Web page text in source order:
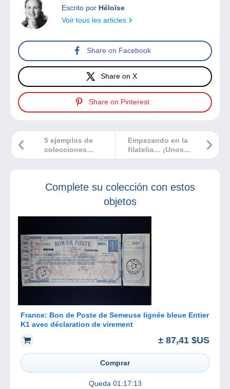
Escrito por Héloïse
Voir tous les articles
Share on Facebook
Share on X
Share on Pinterest
Empezando en la
filatelia… ¡Unos
cuantos consejos!
5 ejemplos de
colecciones
cruzadas gracias a
Complete su colección con estos
objetos
France: Bon de Poste de Semeuse lignée bleue Entier
K1 avec déclaration de virement
± 87,41 $US
Comprar
Queda 01:17:13